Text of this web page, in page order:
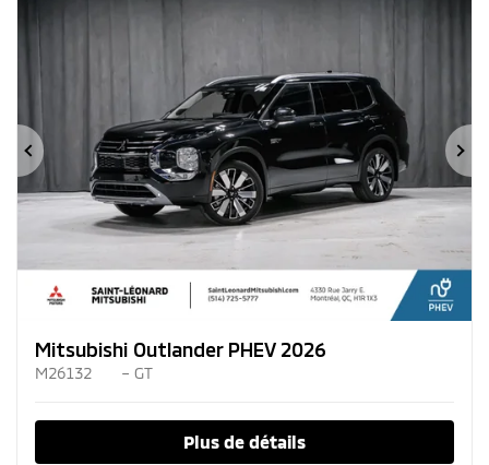
Précédent
Mitsubishi Outlander PHEV 2026
M26132 – GT
Plus de détails